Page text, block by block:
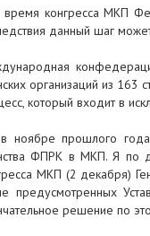
конгресса МКП
данный шаг
организаций из 163
который входит в
ноябре прошлого
ФПРК в МКП. Я по
МКП (2 декабря)
предусмотренных
решение по